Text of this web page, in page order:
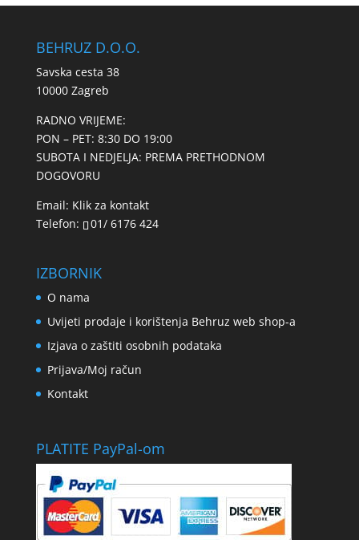
BEHRUZ D.O.O.
Savska cesta 38
10000 Zagreb
RADNO VRIJEME:
PON – PET: 8:30 DO 19:00
SUBOTA I NEDJELJA: PREMA PRETHODNOM
DOGOVORU
Email: Klik za kontakt
Telefon:
01/ 6176 424
IZBORNIK
O nama
Uvijeti prodaje i korištenja Behruz web shop-a
Izjava o zaštiti osobnih podataka
Prijava/Moj račun
Kontakt
PLATITE PayPal-om